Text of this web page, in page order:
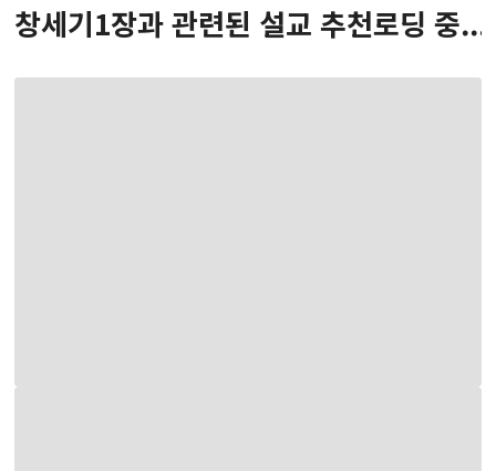
창세기1장과 관련된 설교 추천로딩 중...